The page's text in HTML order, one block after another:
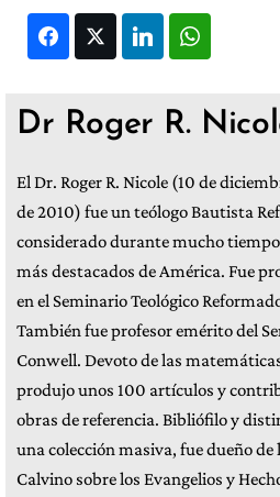
FacebookTwitter LinkedIn
Dr Roger R.
El Dr. Roger R. Nicole (10 de
de 2010) fue un teólogo Bautista
considerado durante mucho
más destacados de América. Fue
en el Seminario Teológico
También fue profesor emérito del
Conwell. Devoto de las
produjo unos 100 artículos y
obras de referencia. Bibliófilo y
una colección masiva, fue dueño
Calvino sobre los Evangelios y